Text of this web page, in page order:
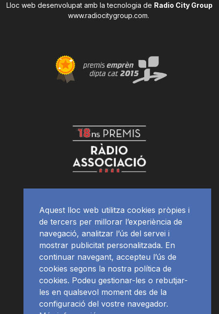
Lloc web desenvolupat amb la tecnologia de Radio City Group
www.radiocitygroup.com.
Aquest lloc web utilitza cookies pròpies i
de tercers per millorar l’experiència de
navegació, analitzar l’ús del servei i
mostrar publicitat personalitzada. En
continuar navegant, accepteu l’ús de
cookies segons la nostra política de
cookies. Podeu gestionar-les o rebutjar-
les en qualsevol moment des de la
configuració del vostre navegador.